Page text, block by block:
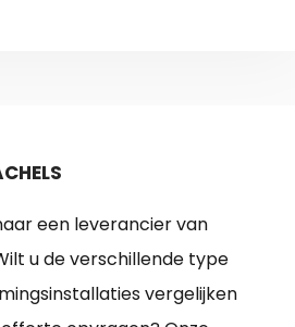
een leverancier van
u de verschillende type
vergelijken